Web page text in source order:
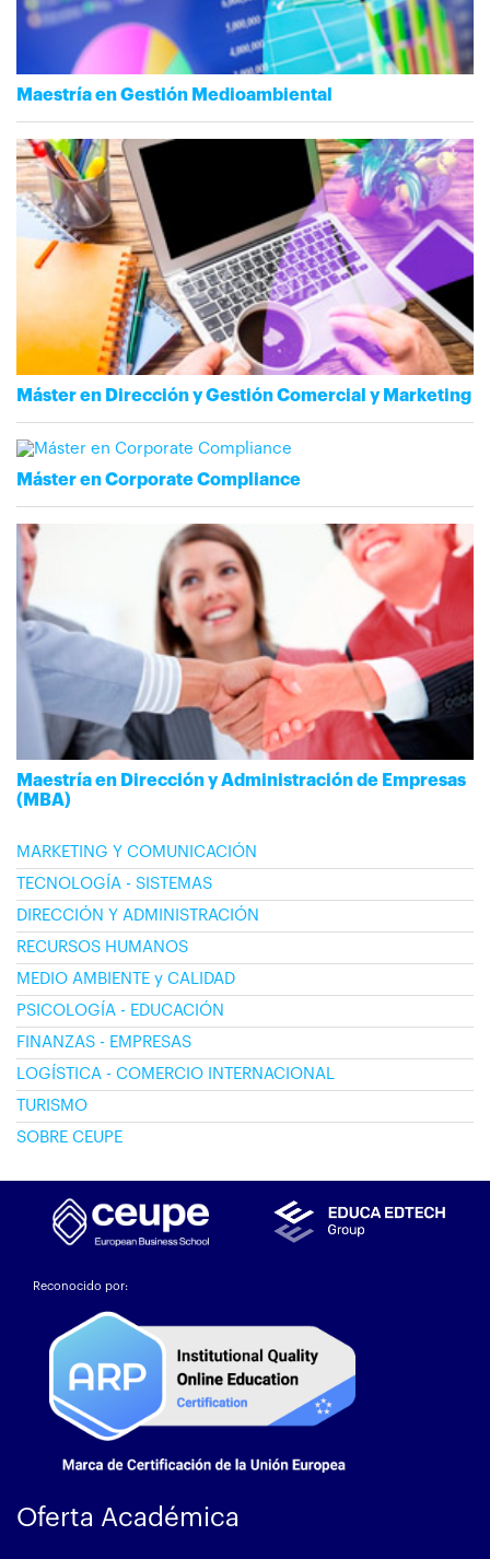
Maestría en Gestión Medioambiental
Máster en Dirección y Gestión Comercial y Marketing
Máster en Corporate Compliance
Maestría en Dirección y Administración de Empresas
(MBA)
MARKETING Y COMUNICACIÓN
TECNOLOGÍA - SISTEMAS
DIRECCIÓN Y ADMINISTRACIÓN
RECURSOS HUMANOS
MEDIO AMBIENTE y CALIDAD
PSICOLOGÍA - EDUCACIÓN
FINANZAS - EMPRESAS
LOGÍSTICA - COMERCIO INTERNACIONAL
TURISMO
SOBRE CEUPE
Reconocido por:
Oferta Académica